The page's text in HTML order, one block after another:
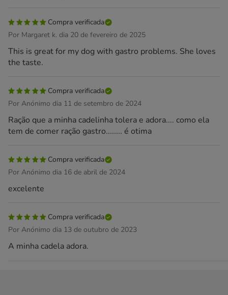
Compra verificada
Por Margaret k. dia 20 de fevereiro de 2025
This is great for my dog with gastro problems. She loves
the taste.
Compra verificada
Por Anónimo dia 11 de setembro de 2024
Ração que a minha cadelinha tolera e adora.... como ela
tem de comer ração gastro........ é otima
Compra verificada
Por Anónimo dia 16 de abril de 2024
excelente
Compra verificada
Por Anónimo dia 13 de outubro de 2023
A minha cadela adora.